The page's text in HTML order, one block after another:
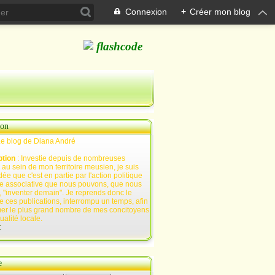
Connexion + Créer mon blog
blog de Diana André
: Investie depuis de nombreuses
sein de mon territoire meusien, je suis
que c'est en partie par l'action politique
associative que nous pouvons, que nous
"inventer demain". Je reprends donc le
ces publications, interrompu un temps, afin
le plus grand nombre de mes concitoyens
locale.